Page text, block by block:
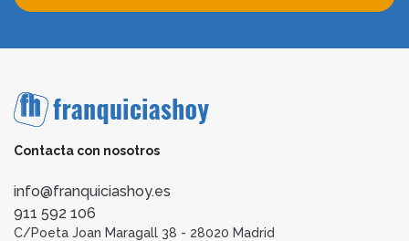
Contacta con nosotros
info@franquiciashoy.es
911 592 106
C/Poeta Joan Maragall 38 - 28020 Madrid